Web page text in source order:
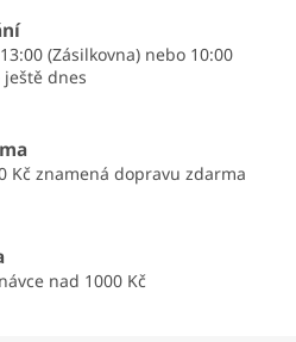
(Zásilkovna) nebo 10:00
ještě dnes
Kč znamená dopravu zdarma
nad 1000 Kč